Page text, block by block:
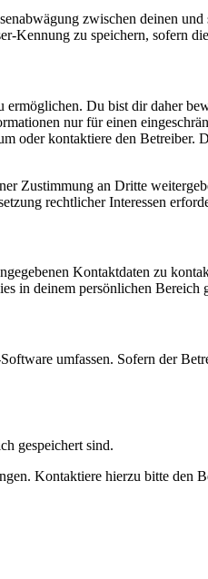
zwischen deinen
Kennung zu speichern, sofern
ermöglichen. Du bist dir daher
nur für einen
oder kontaktiere den
Zustimmung an Dritte
rechtlicher Interessen
Kontaktdaten zu
in deinem persönlichen Bereich
umfassen. Sofern der
gespeichert sind.
Kontaktiere hierzu bitte den